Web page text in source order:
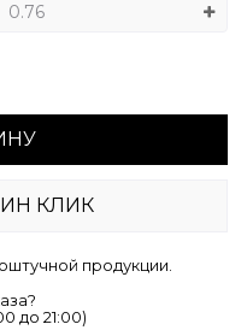
КЛИК
продукции.
до 21:00)